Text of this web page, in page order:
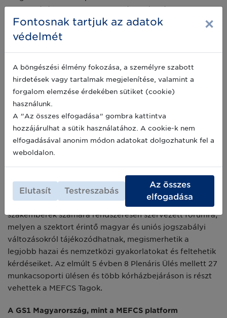
szektorért felelős munkatársai hatalmas energiát
fektettek és fektetnek folyamatosan a MEFCS közösség
legfrissebb ismeretek bemutatásába, melyet mindig a
szakmailag leghitelesebb források felkutatásával,
meghívott vendégelőadók segítségével prezentáltak a
Csoportnak. A rengeteg munka meghozta gyümölcsét,
hiszen a MEFCS meetingekbe és előadásokba egyre
többen és egyre rendszeresebben csatlakoztak be,
napjainkban közel 360 tagot tudhatunk a Csoportban a
legkülönbözőbb hazai egészségügyi területekről.
A MEFCS 2016-ban történt megalapítása óta
többszörösen bizonyította, hogy szükség van egy olyan,
az egészségügyi szektor minden területéről érkező
szakemberek számára rendszeresen szervezett fórumra,
melyen a szektort érintő magyar és uniós jogszabályi
változásokról tájékozódhatnak, megismerhetik a
legjobb hazai és nemzetközi gyakorlatokat és feltehetik
kérdéseiket. Az elmúlt 5 évben 8 Plenáris Ülés mellett 27
munkacsoporti ülésen és több kórházbejáráson is részt
vehettek a MEFCS Tagok.
A GS1 Magyarország, mint a MEFCS platform
Fontosnak tartjuk az adatok
védelmét
×
A böngészési élmény fokozása, a személyre szabott
hirdetések vagy tartalmak megjelenítése, valamint a
forgalom elemzése érdekében sütiket (cookie)
használunk.
A "Az összes elfogadása" gombra kattintva
hozzájárulhat a sütik használatához. A cookie-k nem
elfogadásával anonim módon adatokat dolgozhatunk fel a
weboldalon.
Elutasít Testreszabás
Az összes
elfogadása